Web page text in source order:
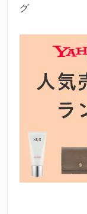
グ